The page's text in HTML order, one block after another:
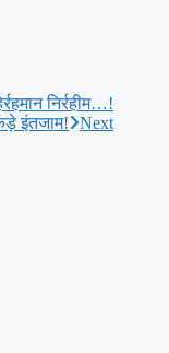
निर्रहीम…!
इंतजाम! Next